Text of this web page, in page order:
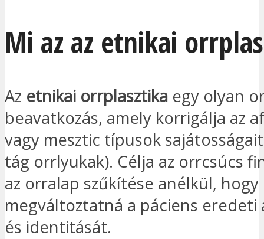
Mi az az etnikai
Az etnikai orrplasztika egy olyan
beavatkozás, amely korrigálja az
vagy mesztic típusok
tág orrlyukak). Célja az orrcsúcs
az orralap szűkítése anélkül, hogy
megváltoztatná a páciens eredeti
és identitását.